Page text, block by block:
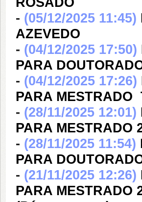
- (05/12/2025 11:45)
AZEVEDO
- (04/12/2025 17:50)
PARA
- (04/12/2025 17:26)
PARA MESTRADO
- (28/11/2025 12:01)
PARA MESTRADO
- (28/11/2025 11:54)
PARA
- (21/11/2025 12:26)
PARA